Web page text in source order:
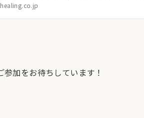
参加をお待ちしています！